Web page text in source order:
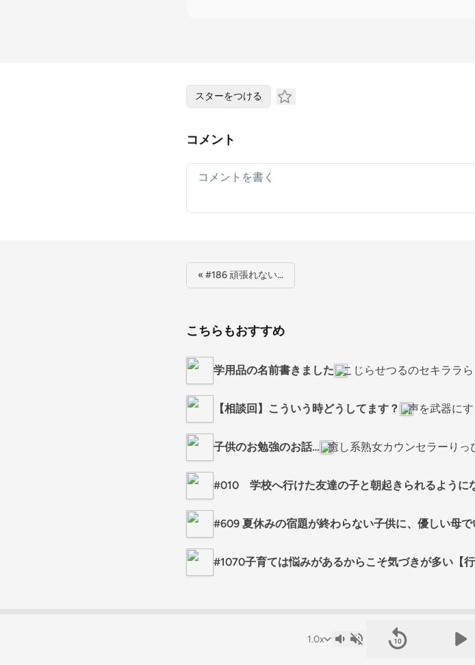
スターをつける
コメント
Your comment
« #186 頑張れない…
こちらもおすすめ
学用品の名前書きました こじらせつるのセキララ
【相談回】こういう時どうしてます？ 声を武器に
子供のお勉強のお話… 癒し系熟女カウンセラーり
#010 学校へ行けた友達の子と朝起きられるように
#609 夏休みの宿題が終わらない子供に、優しい母
#1070子育ては悩みがあるからこそ気づきが多い【行